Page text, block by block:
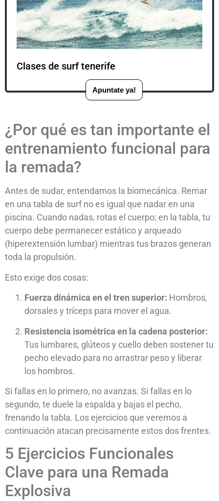
Clases de surf tenerife
Apuntate ya!
¿Por qué es tan importante el
entrenamiento funcional para
la remada?
Antes de sudar, entendamos la biomecánica. Remar
en una tabla de surf no es igual que nadar en una
piscina. Cuando nadas, rotas el cuerpo; en la tabla, tu
cuerpo debe permanecer estático y arqueado
(hiperextensión lumbar) mientras tus brazos generan
toda la propulsión.
Esto exige dos cosas:
Fuerza dinámica en el tren superior: Hombros,
dorsales y tríceps para mover el agua.
Resistencia isométrica en la cadena posterior:
Tus lumbares, glúteos y cuello deben sostener tu
pecho elevado para no arrastrar peso y liberar
los hombros.
Si fallas en lo primero, no avanzas. Si fallas en lo
segundo, te duele la espalda y bajas el pecho,
frenando la tabla. Los ejercicios que veremos a
continuación atacan precisamente estos dos frentes.
5 Ejercicios Funcionales
Clave para una Remada
Explosiva